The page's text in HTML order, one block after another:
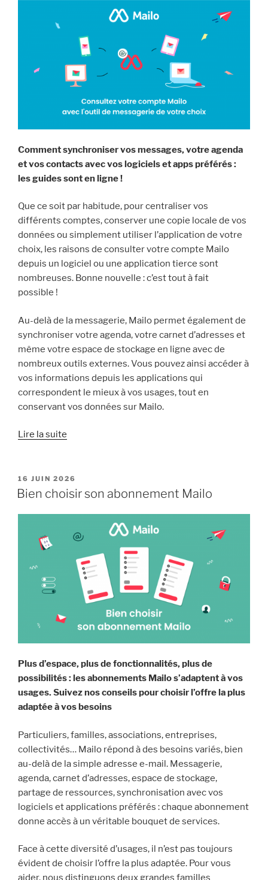
Comment synchroniser vos messages, votre agenda
et vos contacts avec vos logiciels et apps préférés :
les guides sont en ligne !
Que ce soit par habitude, pour centraliser vos
différents comptes, conserver une copie locale de vos
données ou simplement utiliser l’application de votre
choix, les raisons de consulter votre compte Mailo
depuis un logiciel ou une application tierce sont
nombreuses. Bonne nouvelle : c’est tout à fait
possible !
Au-delà de la messagerie, Mailo permet également de
synchroniser votre agenda, votre carnet d’adresses et
même votre espace de stockage en ligne avec de
nombreux outils externes. Vous pouvez ainsi accéder à
vos informations depuis les applications qui
correspondent le mieux à vos usages, tout en
conservant vos données sur Mailo.
Lire la suite
Mailo
avec
messagerie
votre
choix »
PUBLIÉ
LE
16 JUIN 2026
Bien choisir son abonnement Mailo
Plus d’espace, plus de fonctionnalités, plus de
possibilités : les abonnements Mailo s’adaptent à vos
usages. Suivez nos conseils pour choisir l’offre la plus
adaptée à vos besoins
Particuliers, familles, associations, entreprises,
collectivités… Mailo répond à des besoins variés, bien
au-delà de la simple adresse e-mail. Messagerie,
agenda, carnet d’adresses, espace de stockage,
partage de ressources, synchronisation avec vos
logiciels et applications préférés : chaque abonnement
donne accès à un véritable bouquet de services.
Face à cette diversité d’usages, il n’est pas toujours
évident de choisir l’offre la plus adaptée. Pour vous
aider, nous distinguons deux grandes familles